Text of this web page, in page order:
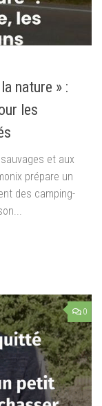
nature » :
les
et aux
prépare un
des camping-
0